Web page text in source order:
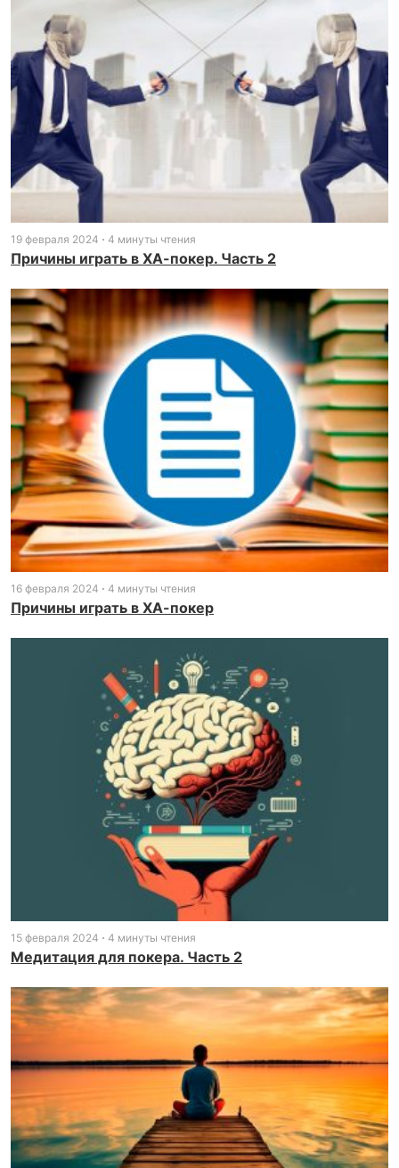
19 февраля 2024 4 минуты чтения
Причины играть в ХА-покер. Часть 2
16 февраля 2024 4 минуты чтения
Причины играть в ХА-покер
15 февраля 2024 4 минуты чтения
Медитация для покера. Часть 2